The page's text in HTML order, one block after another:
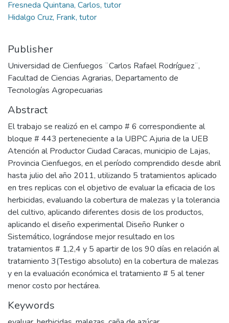
Fresneda Quintana, Carlos, tutor
Hidalgo Cruz, Frank, tutor
Publisher
Universidad de Cienfuegos ¨Carlos Rafael Rodríguez¨,
Facultad de Ciencias Agrarias, Departamento de
Tecnologías Agropecuarias
Abstract
El trabajo se realizó en el campo # 6 correspondiente al
bloque # 443 perteneciente a la UBPC Ajuria de la UEB
Atención al Productor Ciudad Caracas, municipio de Lajas,
Provincia Cienfuegos, en el período comprendido desde abril
hasta julio del año 2011, utilizando 5 tratamientos aplicado
en tres replicas con el objetivo de evaluar la eficacia de los
herbicidas, evaluando la cobertura de malezas y la tolerancia
del cultivo, aplicando diferentes dosis de los productos,
aplicando el diseño experimental Diseño Runker o
Sistemático, lográndose mejor resultado en los
tratamientos # 1,2,4 y 5 apartir de los 90 días en relación al
tratamiento 3(Testigo absoluto) en la cobertura de malezas
y en la evaluación económica el tratamiento # 5 al tener
menor costo por hectárea.
Keywords